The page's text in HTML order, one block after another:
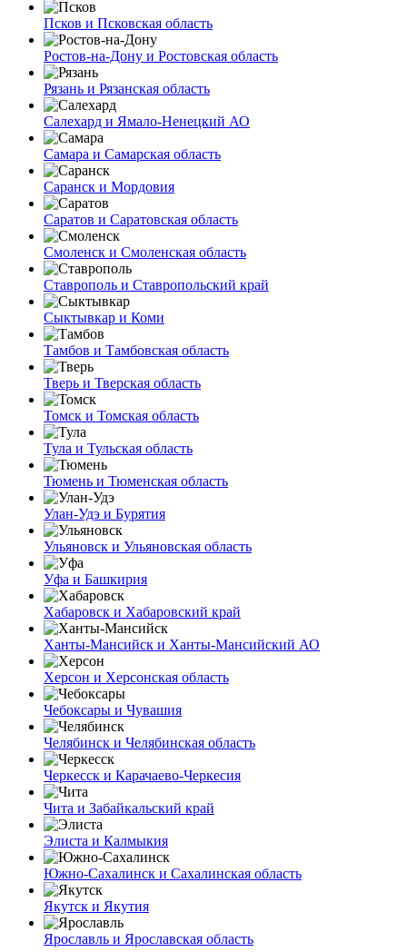
Псков и Псковская область
Ростов-на-Дону и Ростовская область
Рязань и Рязанская область
Салехард и Ямало-Ненецкий АО
Самара и Самарская область
Саранск и Мордовия
Саратов и Саратовская область
Смоленск и Смоленская область
Ставрополь и Ставропольский край
Сыктывкар и Коми
Тамбов и Тамбовская область
Тверь и Тверская область
Томск и Томская область
Тула и Тульская область
Тюмень и Тюменская область
Улан-Удэ и Бурятия
Ульяновск и Ульяновская область
Уфа и Башкирия
Хабаровск и Хабаровский край
Ханты-Мансийск и Ханты-Мансийский АО
Херсон и Херсонская область
Чебоксары и Чувашия
Челябинск и Челябинская область
Черкесск и Карачаево-Черкесия
Чита и Забайкальский край
Элиста и Калмыкия
Южно-Сахалинск и Сахалинская область
Якутск и Якутия
Ярославль и Ярославская область